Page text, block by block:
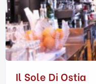
Il Sole Di Ostia